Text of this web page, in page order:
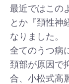
最近ではこの
とか『頚性神
なりました。
全てのうつ病
頚部が原因で
合、小松式高